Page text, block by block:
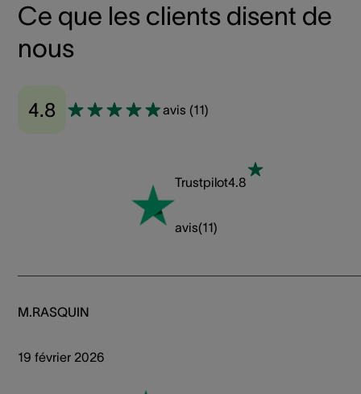
Ce que les clients disent de
nous
4.8 avis (11)
Trustpilot4.8
avis(11)
M.RASQUIN
19 février 2026